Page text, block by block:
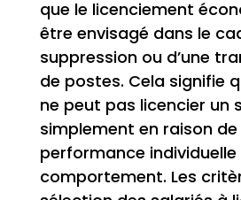
que le licenciement
être envisagé dans le
suppression ou d’une
de postes. Cela signifie
ne peut pas licencier un
simplement en raison
performance
comportement. Les